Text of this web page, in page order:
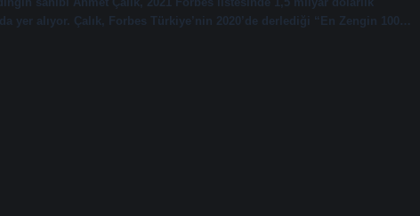
yer alıyor. Çalık, Forbes Türkiye’nin 2020’de derlediği “En Zengin 100…